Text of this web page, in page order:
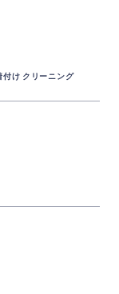
付け クリーニング